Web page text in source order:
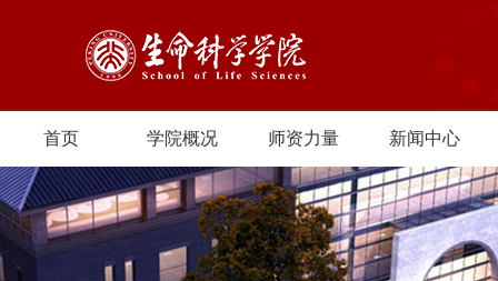
首页 学院概况 师资力量 新闻中心